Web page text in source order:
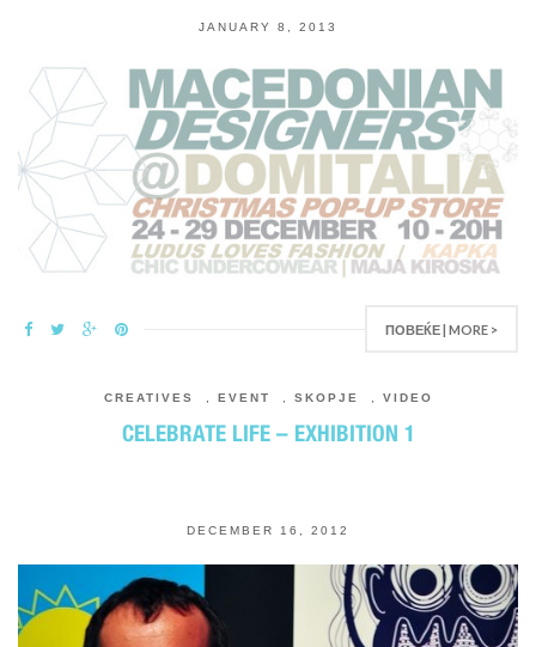
JANUARY 8, 2013
ПОВЕЌЕ | MORE >
CREATIVES EVENT SKOPJE VIDEO
CELEBRATE LIFE – EXHIBITION 1
DECEMBER 16, 2012